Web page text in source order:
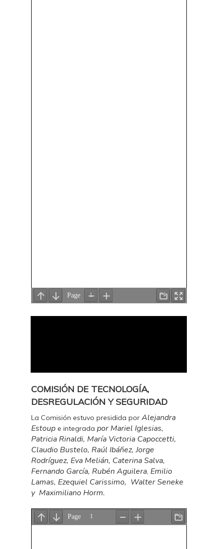
COMISIÓN DE TECNOLOGÍA,
DESREGULACIÓN Y SEGURIDAD
La Comisión estuvo presidida porAlejandra
Estoup e integradapor Mariel Iglesias,
Patricia Rinaldi, María Victoria Capoccetti,
Claudio Bustelo, Raúl Ibáñez, Jorge
Rodríguez, Eva Melián, Caterina Salva,
Fernando García, Rubén Aguilera, Emilio
Lamas, Ezequiel Carissimo, Walter Seneke
y Maximiliano Horm.